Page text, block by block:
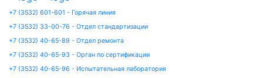
+7 (3532) 601-601 - Горячая линия
+7 (3532) 33-00-76 - Отдел стандартизации
+7 (3532) 40-65-89 - Отдел ремонта
+7 (3532) 40-65-93 - Орган по сертификации
+7 (3532) 40-65-96 - Испытательная лаборатория